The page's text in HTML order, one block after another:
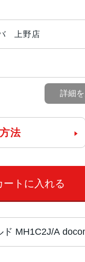
上野店
詳細
法
ートに入れる
MH1C2J/A